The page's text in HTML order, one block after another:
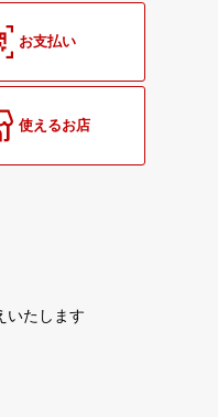
お支払い
使えるお店
いたします